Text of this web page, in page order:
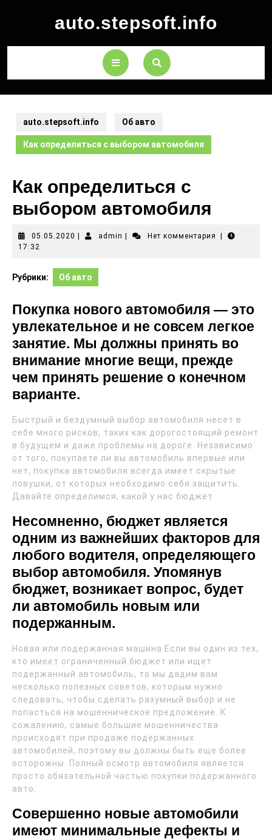
auto.stepsoft.info
auto.stepsoft.info Об авто
Как определиться с выбором автомобиля
Как определиться с
выбором автомобиля
05.05.2020 admin Нет комментария
17:32
Рубрики: Об авто
Покупка нового автомобиля — это
увлекательное и не совсем легкое
занятие. Мы должны принять во
внимание многие вещи, прежде
чем принять решение о конечном
варианте.
Быстрый и бездумный выбор автомобиля несет в
себе много рисков, таких как дорогостоящий ремонт
в будущем и даже проблемы на дороге. Независимо
от того, покупаете ли вы автомобиль впервые или
нет, покупка автомобиля всегда имеет скрытые
ловушки, от которых необходимо себя защитить.
Давайте определимся, какой у нас бюджет
Несомненно, бюджет является
одним из важнейших факторов для
любого водителя, определяющего
выбор автомобиля. Упомянув
бюджет, возникает вопрос, будет
ли автомобиль новым или
подержанным.
Новая или подержанная машина Если вы один из тех,
кто имеет ограниченный бюджет или ищет
подержанный автомобиль, то мы дадим вам
несколько полезных советов, которым нужно
следовать, чтобы сделать разумный выбор и не
попасться на мошенническое предложение. К
сожалению, самые большие мошенничества
происходят при продаже подержанных
автомобилей, поэтому вы должны быть еще более
осторожны. Полный осмотр автомобиля является
просто обязательной частью покупки подержанного
авто.
Совершенно новые автомобили
имеют минимальные дефекты и